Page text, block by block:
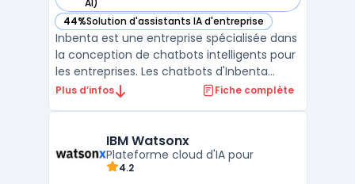
AI)
44%Solution d'assistants IA d'entreprise
— voir Inbenta dans cette catégorie
Inbenta est une entreprise spécialisée dans
la conception de chatbots intelligents pour
les entreprises. Les chatbots d'Inbenta
utilisent l'intelligence artificielle pour offrir
questions des clients en temps réel et le ...
Plus d’infos Fiche complète
IBM Watsonx
Plateforme cloud d'IA pour
4.2